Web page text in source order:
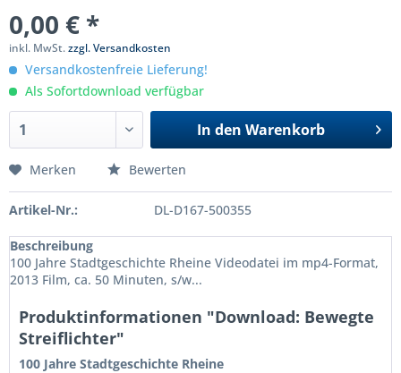
0,00 € *
inkl. MwSt.zzgl. Versandkosten
Versandkostenfreie Lieferung!
Als Sofortdownload verfügbar
In den Warenkorb
Merken Bewerten
Artikel-Nr.: DL-D167-500355
Beschreibung
100 Jahre Stadtgeschichte Rheine Videodatei im mp4-Format,
2013 Film, ca. 50 Minuten, s/w...
Produktinformationen "Download: Bewegte
Streiflichter"
100 Jahre Stadtgeschichte Rheine